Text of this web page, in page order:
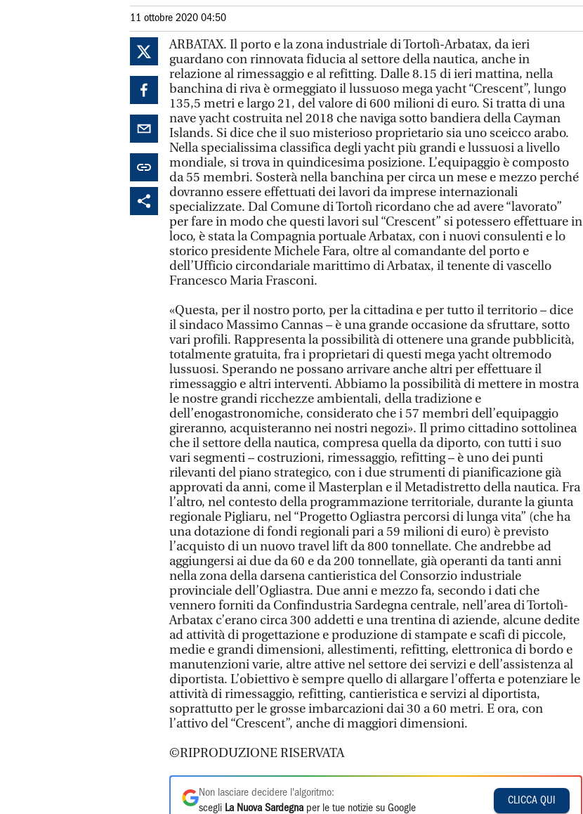
11 ottobre 2020 04:50
ARBATAX. Il porto e la zona industriale di Tortolì-Arbatax, da ieri
guardano con rinnovata fiducia al settore della nautica, anche in
relazione al rimessaggio e al refitting. Dalle 8.15 di ieri mattina, nella
banchina di riva è ormeggiato il lussuoso mega yacht “Crescent”, lungo
135,5 metri e largo 21, del valore di 600 milioni di euro. Si tratta di una
nave yacht costruita nel 2018 che naviga sotto bandiera della Cayman
Islands. Si dice che il suo misterioso proprietario sia uno sceicco arabo.
Nella specialissima classifica degli yacht più grandi e lussuosi a livello
mondiale, si trova in quindicesima posizione. L’equipaggio è composto
da 55 membri. Sosterà nella banchina per circa un mese e mezzo perché
dovranno essere effettuati dei lavori da imprese internazionali
specializzate. Dal Comune di Tortolì ricordano che ad avere “lavorato”
per fare in modo che questi lavori sul “Crescent” si potessero effettuare in
loco, è stata la Compagnia portuale Arbatax, con i nuovi consulenti e lo
storico presidente Michele Fara, oltre al comandante del porto e
dell’Ufficio circondariale marittimo di Arbatax, il tenente di vascello
Francesco Maria Frasconi.
«Questa, per il nostro porto, per la cittadina e per tutto il territorio – dice
il sindaco Massimo Cannas – è una grande occasione da sfruttare, sotto
vari profili. Rappresenta la possibilità di ottenere una grande pubblicità,
totalmente gratuita, fra i proprietari di questi mega yacht oltremodo
lussuosi. Sperando ne possano arrivare anche altri per effettuare il
rimessaggio e altri interventi. Abbiamo la possibilità di mettere in mostra
le nostre grandi ricchezze ambientali, della tradizione e
dell’enogastronomiche, considerato che i 57 membri dell’equipaggio
gireranno, acquisteranno nei nostri negozi». Il primo cittadino sottolinea
che il settore della nautica, compresa quella da diporto, con tutti i suo
vari segmenti – costruzioni, rimessaggio, refitting – è uno dei punti
rilevanti del piano strategico, con i due strumenti di pianificazione già
approvati da anni, come il Masterplan e il Metadistretto della nautica. Fra
l’altro, nel contesto della programmazione territoriale, durante la giunta
regionale Pigliaru, nel “Progetto Ogliastra percorsi di lunga vita” (che ha
una dotazione di fondi regionali pari a 59 milioni di euro) è previsto
l’acquisto di un nuovo travel lift da 800 tonnellate. Che andrebbe ad
aggiungersi ai due da 60 e da 200 tonnellate, già operanti da tanti anni
nella zona della darsena cantieristica del Consorzio industriale
provinciale dell’Ogliastra. Due anni e mezzo fa, secondo i dati che
vennero forniti da Confindustria Sardegna centrale, nell’area di Tortolì-
Arbatax c’erano circa 300 addetti e una trentina di aziende, alcune dedite
ad attività di progettazione e produzione di stampate e scafi di piccole,
medie e grandi dimensioni, allestimenti, refitting, elettronica di bordo e
manutenzioni varie, altre attive nel settore dei servizi e dell’assistenza al
diportista. L’obiettivo è sempre quello di allargare l’offerta e potenziare le
attività di rimessaggio, refitting, cantieristica e servizi al diportista,
soprattutto per le grosse imbarcazioni dai 30 a 60 metri. E ora, con
l’attivo del “Crescent”, anche di maggiori dimensioni.
©RIPRODUZIONE RISERVATA
Non lasciare decidere l'algoritmo:
scegli La Nuova Sardegna per le tue notizie su Google
CLICCA QUI